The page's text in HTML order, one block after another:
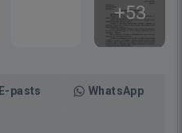
+53
E-pasts WhatsApp